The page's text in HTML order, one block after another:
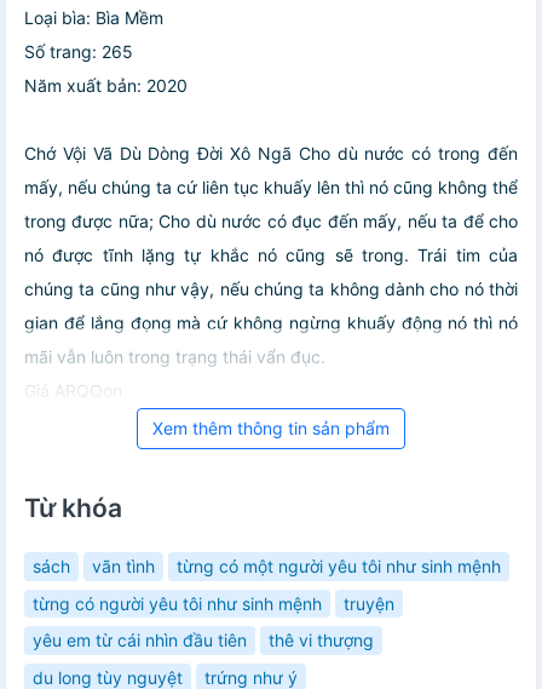
Loại bìa: Bìa Mềm
Số trang: 265
Năm xuất bản: 2020
Chớ Vội Vã Dù Dòng Đời Xô Ngã Cho dù nước có trong đến
mấy, nếu chúng ta cứ liên tục khuấy lên thì nó cũng không thể
trong được nữa; Cho dù nước có đục đến mấy, nếu ta để cho
nó được tĩnh lặng tự khắc nó cũng sẽ trong. Trái tim của
chúng ta cũng như vậy, nếu chúng ta không dành cho nó thời
gian để lắng đọng mà cứ không ngừng khuấy động nó thì nó
mãi vẫn luôn trong trạng thái vẩn đục.
Giá ARQQon
Xem thêm thông tin sản phẩm
Từ khóa
sách vãn tình
từng có một người yêu tôi như sinh mệnh
từng có người yêu tôi như sinh mệnh
truyện
yêu em từ cái nhìn đầu tiên
thê vi thượng
du long tùy nguyệt
trứng như ý